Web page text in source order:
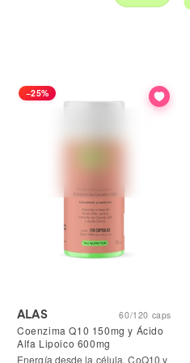
ALAS 60/120 caps
Coenzima Q10 150mg y Ácido
Alfa Lipoico 600mg
Energía desde la célula. CoQ10 y
−25%